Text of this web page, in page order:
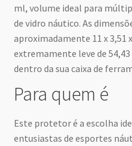
ml, volume ideal para
de vidro náutico. As
aproximadamente 11 x 3,51
extremamente leve de
dentro da sua caixa de
Para quem é
Este protetor é a escolha
entusiastas de esportes